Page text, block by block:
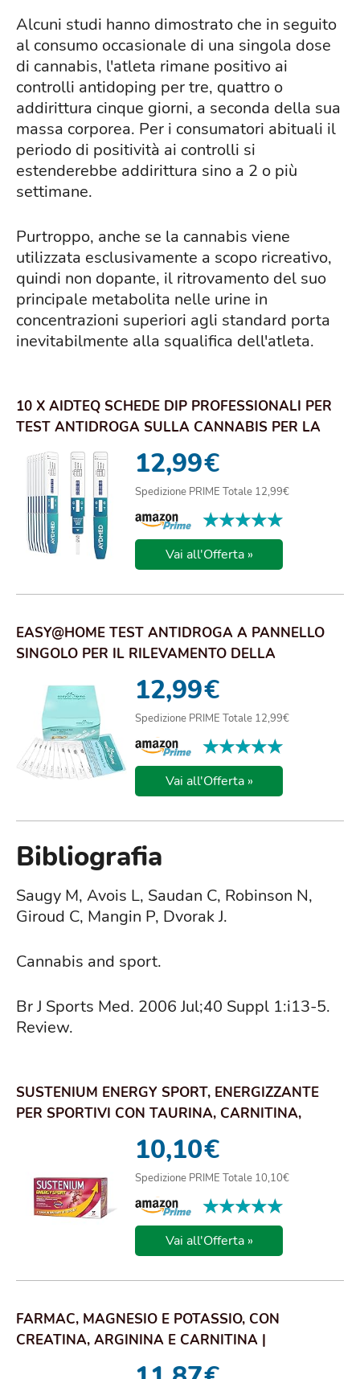
Alcuni studi hanno dimostrato che in seguito
al consumo occasionale di una singola dose
di cannabis, l'atleta rimane positivo ai
controlli antidoping per tre, quattro o
addirittura cinque giorni, a seconda della sua
massa corporea. Per i consumatori abituali il
periodo di positività ai controlli si
estenderebbe addirittura sino a 2 o più
settimane.
Purtroppo, anche se la cannabis viene
utilizzata esclusivamente a scopo ricreativo,
quindi non dopante, il ritrovamento del suo
principale metabolita nelle urine in
concentrazioni superiori agli standard porta
inevitabilmente alla squalifica dell'atleta.
10 X AIDTEQ SCHEDE DIP PROFESSIONALI PER
TEST ANTIDROGA SULLA CANNABIS PER LA
MARIJUANA...
12,99€
Spedizione PRIME Totale 12,99€
★★★★★
★★★★★
Vai all'Offerta »
EASY@HOME TEST ANTIDROGA A PANNELLO
SINGOLO PER IL RILEVAMENTO DELLA
12,99€
Spedizione PRIME Totale 12,99€
★★★★★
★★★★★
Vai all'Offerta »
Bibliografia
Saugy M, Avois L, Saudan C, Robinson N,
Giroud C, Mangin P, Dvorak J.
Cannabis and sport.
Br J Sports Med. 2006 Jul;40 Suppl 1:i13-5.
Review.
SUSTENIUM ENERGY SPORT, ENERGIZZANTE
PER SPORTIVI CON TAURINA, CARNITINA,
10,10€
Spedizione PRIME Totale 10,10€
★★★★★
★★★★★
Vai all'Offerta »
FARMAC, MAGNESIO E POTASSIO, CON
CREATINA, ARGININA E CARNITINA |